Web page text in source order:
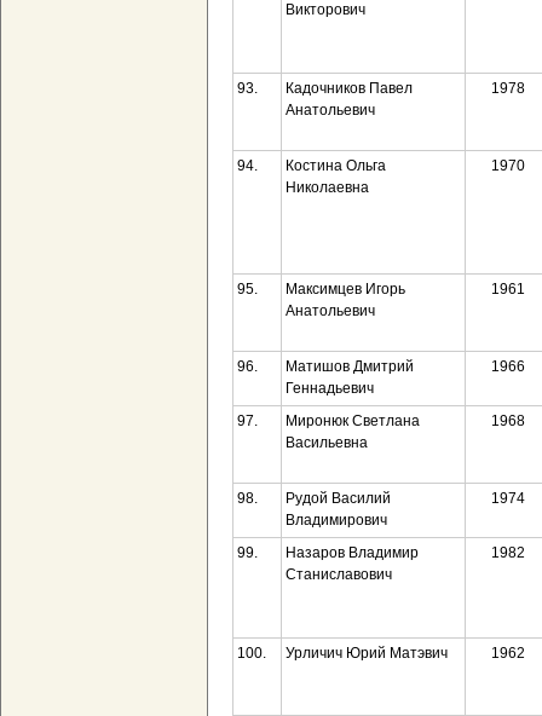
Викторович
93.
Кадочников Павел
Анатольевич
1978
94.
Костина Ольга
Николаевна
1970
95.
Максимцев Игорь
Анатольевич
1961
96.
Матишов Дмитрий
Геннадьевич
1966
97.
Миронюк Светлана
Васильевна
1968
98.
Рудой Василий
Владимирович
1974
99.
Назаров Владимир
Станиславович
1982
100. Урличич Юрий Матэвич 1962